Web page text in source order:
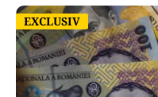
EXCLUSIV
EXCLUSIV